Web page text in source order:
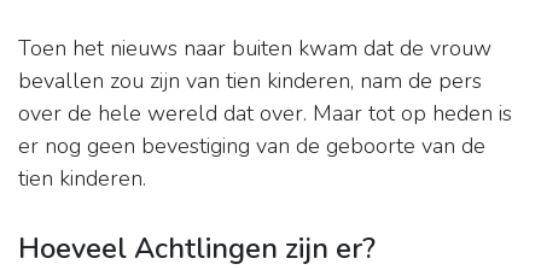
Toen het nieuws naar buiten kwam dat de vrouw
bevallen zou zijn van tien kinderen, nam de pers
over de hele wereld dat over. Maar tot op heden is
er nog geen bevestiging van de geboorte van de
tien kinderen.
Hoeveel Achtlingen zijn er?